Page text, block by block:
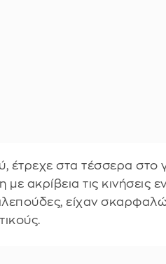
στα τέσσερα στο
ακρίβεια τις κινήσεις
είχαν